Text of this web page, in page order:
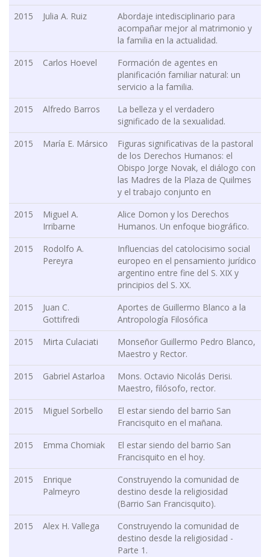
2015
Julia A. Ruiz
Abordaje intedisciplinario para
acompañar mejor al matrimonio y
la familia en la actualidad.
2015
Carlos Hoevel
Formación de agentes en
planificación familiar natural: un
servicio a la familia.
2015
Alfredo Barros
La belleza y el verdadero
significado de la sexualidad.
2015
María E. Mársico
Figuras significativas de la pastoral
de los Derechos Humanos: el
Obispo Jorge Novak, el diálogo con
las Madres de la Plaza de Quilmes
y el trabajo conjunto en
2015
Miguel A.
Irribarne
Alice Domon y los Derechos
Humanos. Un enfoque biográfico.
2015
Rodolfo A.
Pereyra
Influencias del catolocisimo social
europeo en el pensamiento jurídico
argentino entre fine del S. XIX y
principios del S. XX.
2015
Juan C.
Gottifredi
Aportes de Guillermo Blanco a la
Antropología Filosófica
2015
Mirta Culaciati
Monseñor Guillermo Pedro Blanco,
Maestro y Rector.
2015
Gabriel Astarloa
Mons. Octavio Nicolás Derisi.
Maestro, filósofo, rector.
2015
Miguel Sorbello
El estar siendo del barrio San
Francisquito en el mañana.
2015
Emma Chomiak
El estar siendo del barrio San
Francisquito en el hoy.
2015
Enrique
Palmeyro
Construyendo la comunidad de
destino desde la religiosidad
(Barrio San Francisquito).
2015
Alex H. Vallega
Construyendo la comunidad de
destino desde la religiosidad -
Parte 1.